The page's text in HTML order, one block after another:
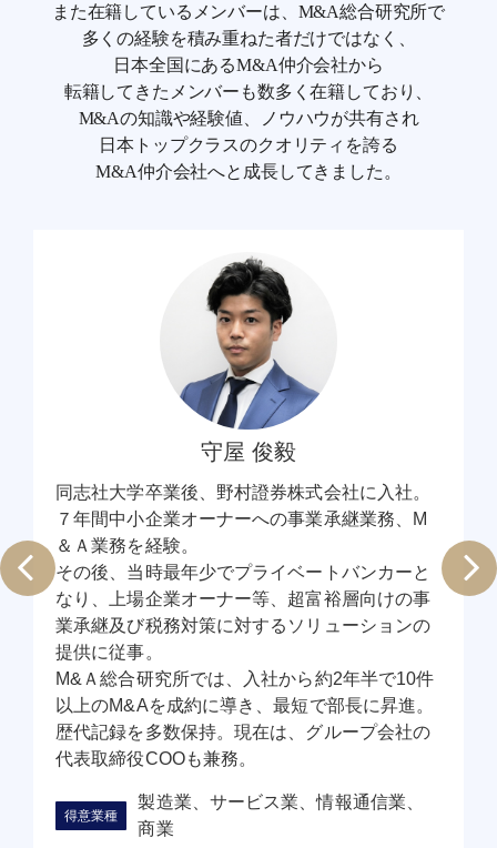
また在籍しているメンバーは、M&A総合研究所で
多くの経験を積み重ねた者だけではなく、
日本全国にあるM&A仲介会社から
転籍してきたメンバーも数多く在籍しており、
M&Aの知識や経験値、ノウハウが共有され
日本トップクラスのクオリティを誇る
M&A仲介会社へと成長してきました。
守屋 俊毅
同志社大学卒業後、野村證券株式会社に入社。
７年間中小企業オーナーへの事業承継業務、M
＆Ａ業務を経験。
その後、当時最年少でプライベートバンカーと
なり、上場企業オーナー等、超富裕層向けの事
業承継及び税務対策に対するソリューションの
提供に従事。
M&Ａ総合研究所では、入社から約2年半で10件
以上のM&Aを成約に導き、最短で部長に昇進。
歴代記録を多数保持。現在は、グループ会社の
代表取締役COOも兼務。
製造業、サービス業、情報通信業、
商業